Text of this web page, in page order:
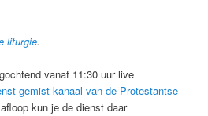
liturgie.
vanaf 11:30 uur live
gemist kanaal van de Protestantse
kun je de dienst daar